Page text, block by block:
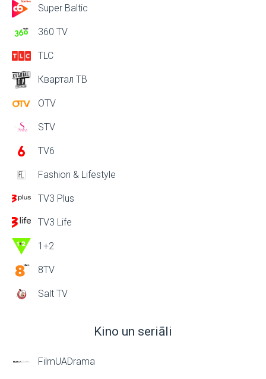
Super Baltic
360 TV
TLC
Квартал ТВ
OTV
STV
TV6
Fashion & Lifestyle
TV3 Plus
TV3 Life
1+2
8TV
Salt TV
Kino un seriāli
FilmUADrama